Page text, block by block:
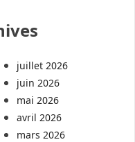
juillet 2026
juin 2026
mai 2026
avril 2026
mars 2026